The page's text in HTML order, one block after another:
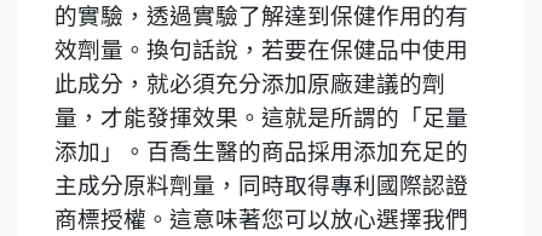
的實驗，透過實驗了解達到保健作用的有
效劑量。換句話說，若要在保健品中使用
此成分，就必須充分添加原廠建議的劑
量，才能發揮效果。這就是所謂的「足量
添加」。百喬生醫的商品採用添加充足的
主成分原料劑量，同時取得專利國際認證
商標授權。這意味著您可以放心選擇我們